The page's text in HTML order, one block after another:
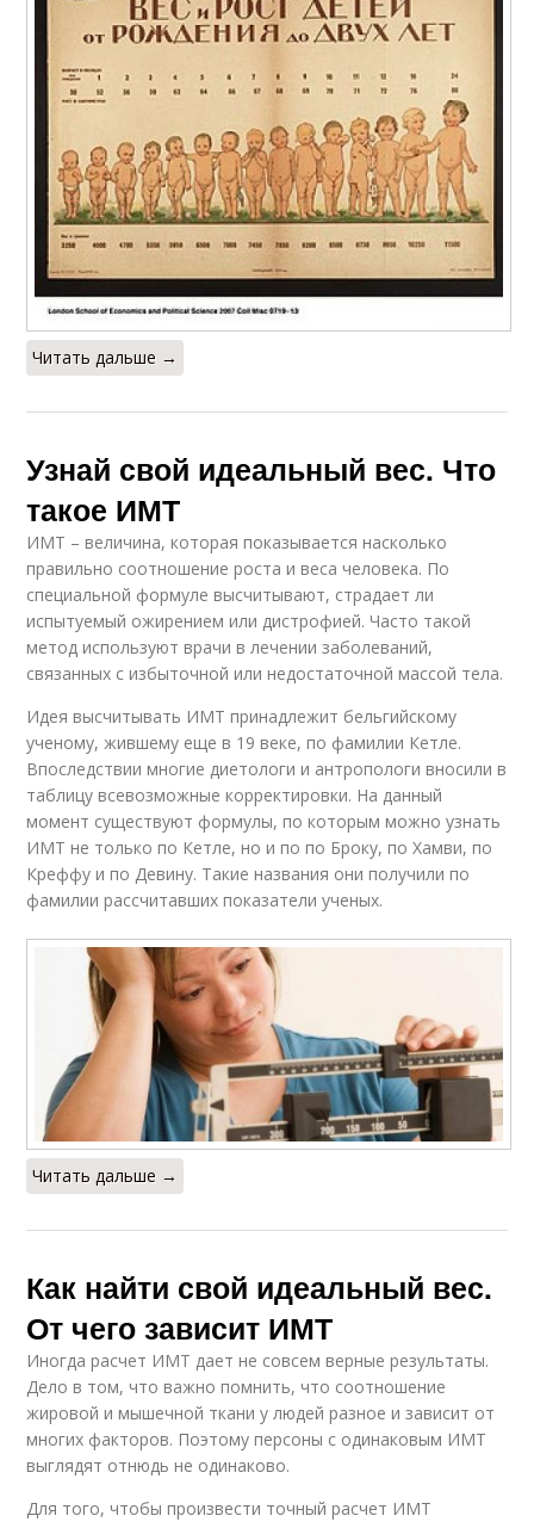
Читать дальше →
Узнай свой идеальный вес. Что
такое ИМТ
ИМТ – величина, которая показывается насколько
правильно соотношение роста и веса человека. По
специальной формуле высчитывают, страдает ли
испытуемый ожирением или дистрофией. Часто такой
метод используют врачи в лечении заболеваний,
связанных с избыточной или недостаточной массой тела.
Идея высчитывать ИМТ принадлежит бельгийскому
ученому, жившему еще в 19 веке, по фамилии Кетле.
Впоследствии многие диетологи и антропологи вносили в
таблицу всевозможные корректировки. На данный
момент существуют формулы, по которым можно узнать
ИМТ не только по Кетле, но и по по Броку, по Хамви, по
Креффу и по Девину. Такие названия они получили по
фамилии рассчитавших показатели ученых.
Читать дальше →
Как найти свой идеальный вес.
От чего зависит ИМТ
Иногда расчет ИМТ дает не совсем верные результаты.
Дело в том, что важно помнить, что соотношение
жировой и мышечной ткани у людей разное и зависит от
многих факторов. Поэтому персоны с одинаковым ИМТ
выглядят отнюдь не одинаково.
Для того, чтобы произвести точный расчет ИМТ